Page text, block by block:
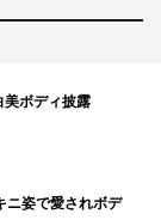
美ボディ披露
ニ姿で愛されボデ